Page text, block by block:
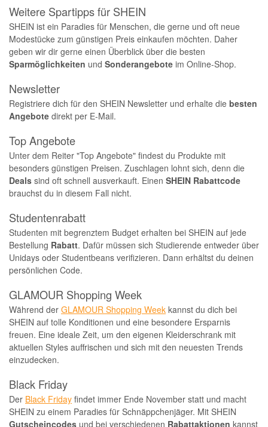
Weitere Spartipps für SHEIN
SHEIN ist ein Paradies für Menschen, die gerne und oft neue
Modestücke zum günstigen Preis einkaufen möchten. Daher
geben wir dir gerne einen Überblick über die besten
Sparmöglichkeiten und Sonderangebote im Online-Shop.
Newsletter
Registriere dich für den SHEIN Newsletter und erhalte die besten
Angebote direkt per E-Mail.
Top Angebote
Unter dem Reiter "Top Angebote" findest du Produkte mit
besonders günstigen Preisen. Zuschlagen lohnt sich, denn die
Deals sind oft schnell ausverkauft. Einen SHEIN Rabattcode
brauchst du in diesem Fall nicht.
Studentenrabatt
Studenten mit begrenztem Budget erhalten bei SHEIN auf jede
Bestellung Rabatt. Dafür müssen sich Studierende entweder über
Unidays oder Studentbeans verifizieren. Dann erhältst du deinen
persönlichen Code.
GLAMOUR Shopping Week
Während der GLAMOUR Shopping Week kannst du dich bei
SHEIN auf tolle Konditionen und eine besondere Ersparnis
freuen. Eine ideale Zeit, um den eigenen Kleiderschrank mit
aktuellen Styles auffrischen und sich mit den neuesten Trends
einzudecken.
Black Friday
Der Black Friday findet immer Ende November statt und macht
SHEIN zu einem Paradies für Schnäppchenjäger. Mit SHEIN
Gutscheincodes und bei verschiedenen Rabattaktionen kannst